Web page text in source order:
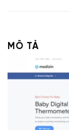
MÔ TẢ